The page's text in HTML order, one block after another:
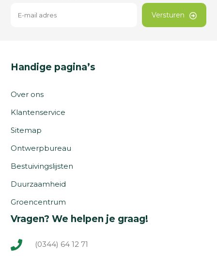
Versturen
Handige pagina’s
Over ons
Klantenservice
Sitemap
Ontwerpbureau
Bestuivingslijsten
Duurzaamheid
Groencentrum
Vragen? We helpen je graag!
(0344) 64 12 71